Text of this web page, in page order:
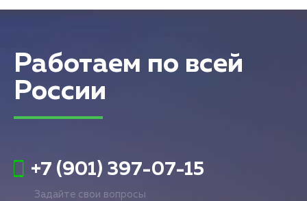
Работаем по всей
России
+7 (901) 397-07-15
Задайте свои вопросы